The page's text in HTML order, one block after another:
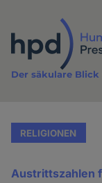
Inhalt
Der säkulare Blick
RELIGIONEN
Austrittszahlen